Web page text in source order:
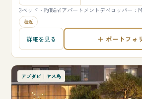
3ベッド・約186㎡アパートメントデベロッパー：
海近
詳細を見る ＋ ポートフォ
アブダビ｜ヤス島